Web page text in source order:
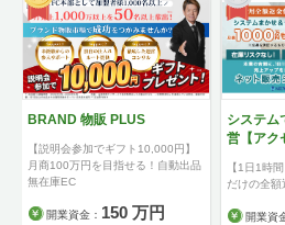
BRAND 物販 PLUS
【説明会参加でギフト10,000円】
月商100万円を目指せる！自動出品
無在庫EC
開業資金： 150 万円
システム
営【アク
【1日1時
だけの全額
開業資